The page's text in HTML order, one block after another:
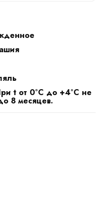
t от 0°С до +4°С не
8 месяцев.